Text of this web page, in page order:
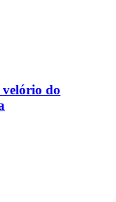
do